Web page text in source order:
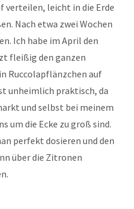
verteilen, leicht in die Erde
Nach etwa zwei Wochen
Ich habe im April den
fleißig den ganzen
Ruccolapflänzchen auf
unheimlich praktisch, da
und selbst bei meinem
um die Ecke zu groß sind.
perfekt dosieren und den
über die Zitronen